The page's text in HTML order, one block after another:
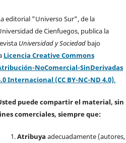
editorial "Universo Sur", de la
de Cienfuegos, publica la
Universidad y Sociedad bajo
Licencia Creative Commons
NoComercial-SinDerivadas
Internacional (CC BY-NC-ND 4.0).
puede compartir el material, sin
comerciales, siempre que:
Atribuya adecuadamente (autores,